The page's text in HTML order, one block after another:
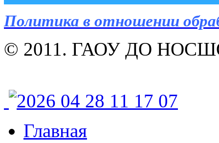
Политика в отношении
© 2011. ГАОУ ДО
Главная